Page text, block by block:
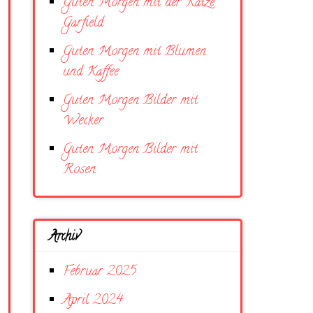
Garfield
Guten Morgen mit Blumen
und Kaffee
Guten Morgen Bilder mit
Wecker
Guten Morgen Bilder mit
Rosen
Archiv
Februar 2025
April 2024